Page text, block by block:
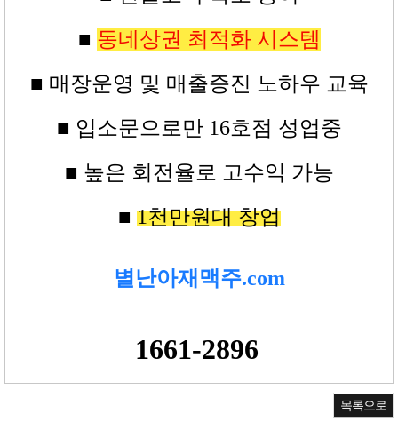
■ 동네상권 최적화 시스템
■ 매장운영 및 매출증진 노하우 교육
■ 입소문으로만 16호점 성업중
■ 높은 회전율로 고수익 가능
■ 1천만원대창업
별난아재맥주.com
1661-2896
목록으로